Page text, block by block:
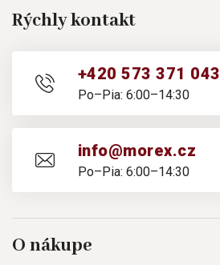
Rýchly kontakt
+420 573 371 043
Po–Pia: 6:00–14:30
info@morex.cz
Po–Pia: 6:00–14:30
O nákupe